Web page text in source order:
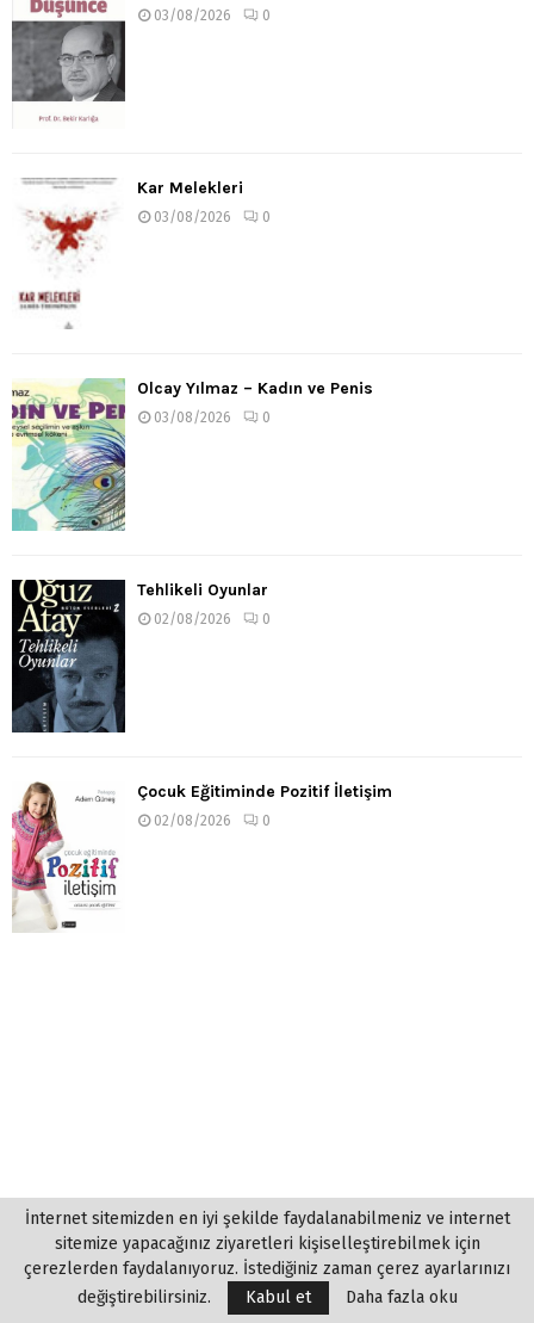
03/08/2026 0
Kar Melekleri
03/08/2026 0
Olcay Yılmaz – Kadın ve Penis
03/08/2026 0
Tehlikeli Oyunlar
02/08/2026 0
Çocuk Eğitiminde Pozitif İletişim
02/08/2026 0
İnternet sitemizden en iyi şekilde faydalanabilmeniz ve internet
sitemize yapacağınız ziyaretleri kişiselleştirebilmek için
çerezlerden faydalanıyoruz. İstediğiniz zaman çerez ayarlarınızı
değiştirebilirsiniz.
Kabul et Daha fazla oku